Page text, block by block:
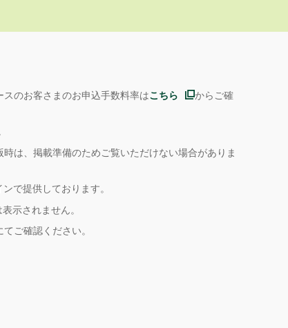
のお客さまのお申込手数料率はこちら
からご確
は、掲載準備のためご覧いただけない場合がありま
で提供しております。
示されません。
ご確認ください。